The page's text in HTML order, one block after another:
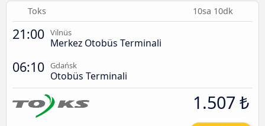
Toks 10sa 10dk
21:00 Vilnüs
Merkez Otobüs Terminali
06:10 Gdańsk
Otobüs Terminali
1.507 ₺